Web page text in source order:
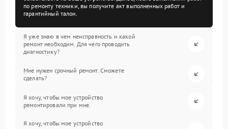
по ремонту техники, вы получите акт выполненных работ и
гарантийный талон.
Я уже знаю в чем неисправность и какой
ремонт необходим. Для чего проводить
диагностику?
Мне нужен срочный ремонт. Сможете
сделать?
Я хочу, чтобы мое устройство
ремонтировали при мне.
Я хочу, чтобы мое устройство